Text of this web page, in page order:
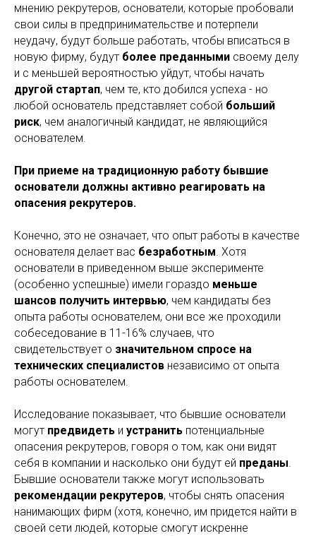
мнению рекрутеров, основатели, которые пробовали
свои силы в предпринимательстве и потерпели
неудачу, будут больше работать, чтобы вписаться в
новую фирму, будут более преданными своему делу
и с меньшей вероятностью уйдут, чтобы начать
другой стартап, чем те, кто добился успеха - но
любой основатель представляет собой больший
риск, чем аналогичный кандидат, не являющийся
основателем.
При приеме на традиционную работу бывшие
основатели должны активно реагировать на
опасения рекрутеров.
Конечно, это не означает, что опыт работы в качестве
основателя делает вас безработным. Хотя
основатели в приведенном выше эксперименте
(особенно успешные) имели гораздо меньше
шансов получить интервью, чем кандидаты без
опыта работы основателем, они все же проходили
собеседование в 11-16% случаев, что
свидетельствует о значительном спросе на
технических специалистов независимо от опыта
работы основателем.
Исследование показывает, что бывшие основатели
могут предвидеть и устранить потенциальные
опасения рекрутеров, говоря о том, как они видят
себя в компании и насколько они будут ей преданы.
Бывшие основатели также могут использовать
рекомендации рекрутеров, чтобы снять опасения
нанимающих фирм (хотя, конечно, им придется найти в
своей сети людей, которые смогут искренне